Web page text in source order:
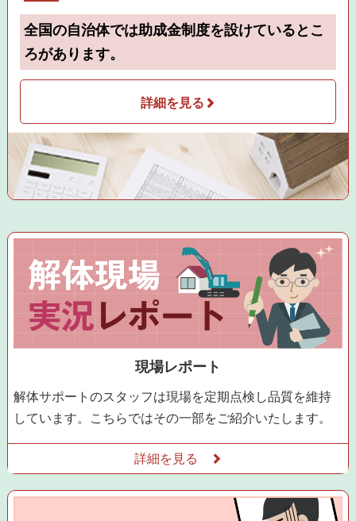
全国の自治体では助成金制度を設けているとこ
ろがあります。
詳細を見る
現場レポート
解体サポートのスタッフは現場を定期点検し品質を維持
しています。こちらではその一部をご紹介いたします。
詳細を見る